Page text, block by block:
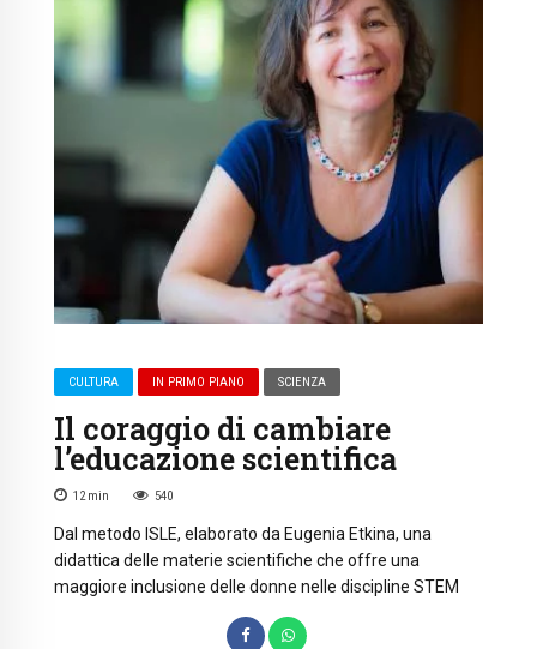
CULTURA IN PRIMO PIANO SCIENZA
Il coraggio di cambiare
l’educazione scientifica
12 min 540
Dal metodo ISLE, elaborato da Eugenia Etkina, una
didattica delle materie scientifiche che offre una
maggiore inclusione delle donne nelle discipline STEM